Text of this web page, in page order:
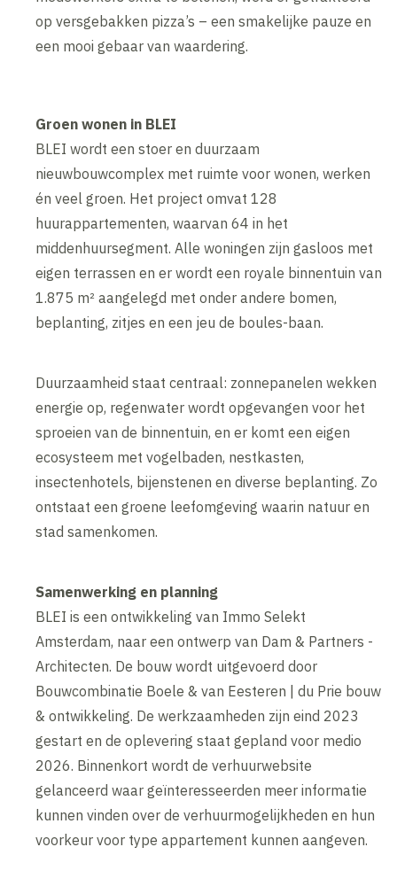
op versgebakken pizza’s – een smakelijke pauze en
een mooi gebaar van waardering.
Groen wonen in BLEI
BLEI wordt een stoer en duurzaam
nieuwbouwcomplex met ruimte voor wonen, werken
én veel groen. Het project omvat 128
huurappartementen, waarvan 64 in het
middenhuursegment. Alle woningen zijn gasloos met
eigen terrassen en er wordt een royale binnentuin van
1.875 m² aangelegd met onder andere bomen,
beplanting, zitjes en een jeu de boules-baan.
Duurzaamheid staat centraal: zonnepanelen wekken
energie op, regenwater wordt opgevangen voor het
sproeien van de binnentuin, en er komt een eigen
ecosysteem met vogelbaden, nestkasten,
insectenhotels, bijenstenen en diverse beplanting. Zo
ontstaat een groene leefomgeving waarin natuur en
stad samenkomen.
Samenwerking en planning
BLEI is een ontwikkeling van Immo Selekt
Amsterdam, naar een ontwerp van Dam & Partners -
Architecten. De bouw wordt uitgevoerd door
Bouwcombinatie Boele & van Eesteren | du Prie bouw
& ontwikkeling. De werkzaamheden zijn eind 2023
gestart en de oplevering staat gepland voor medio
2026. Binnenkort wordt de verhuurwebsite
gelanceerd waar geïnteresseerden meer informatie
kunnen vinden over de verhuurmogelijkheden en hun
voorkeur voor type appartement kunnen aangeven.